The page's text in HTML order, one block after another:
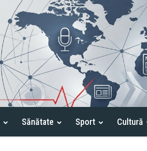
Sănătate Sport Cultură